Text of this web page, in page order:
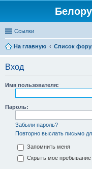
Ссылки
На главную
Список
Вход
Имя пользователя:
Пароль:
Забыли пароль?
Повторно выслать письмо
Запомнить меня
Скрыть мое